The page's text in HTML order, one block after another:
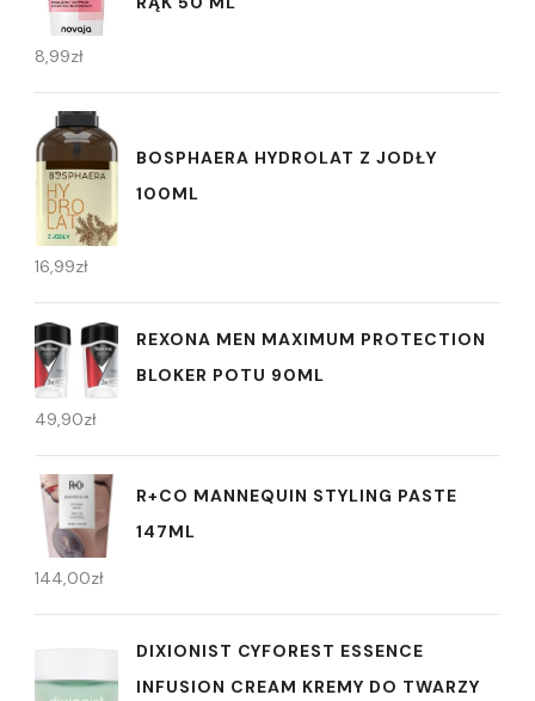
8,99zł
BOSPHAERA HYDROLAT Z JODŁY
100ML
16,99zł
REXONA MEN MAXIMUM PROTECTION
BLOKER POTU 90ML
49,90zł
R+CO MANNEQUIN STYLING PASTE
147ML
144,00zł
DIXIONIST CYFOREST ESSENCE
INFUSION CREAM KREMY DO TWARZY